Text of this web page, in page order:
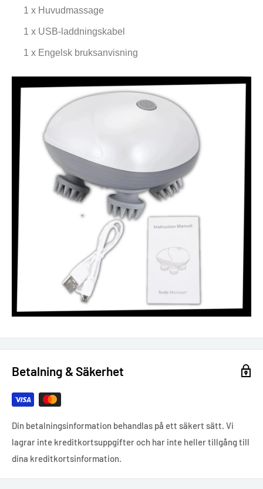
1 x Huvudmassage
1 x USB-laddningskabel
1 x Engelsk bruksanvisning
Betalning & Säkerhet
Din betalningsinformation behandlas på ett säkert sätt. Vi
lagrar inte kreditkortsuppgifter och har inte heller tillgång till
dina kreditkortsinformation.